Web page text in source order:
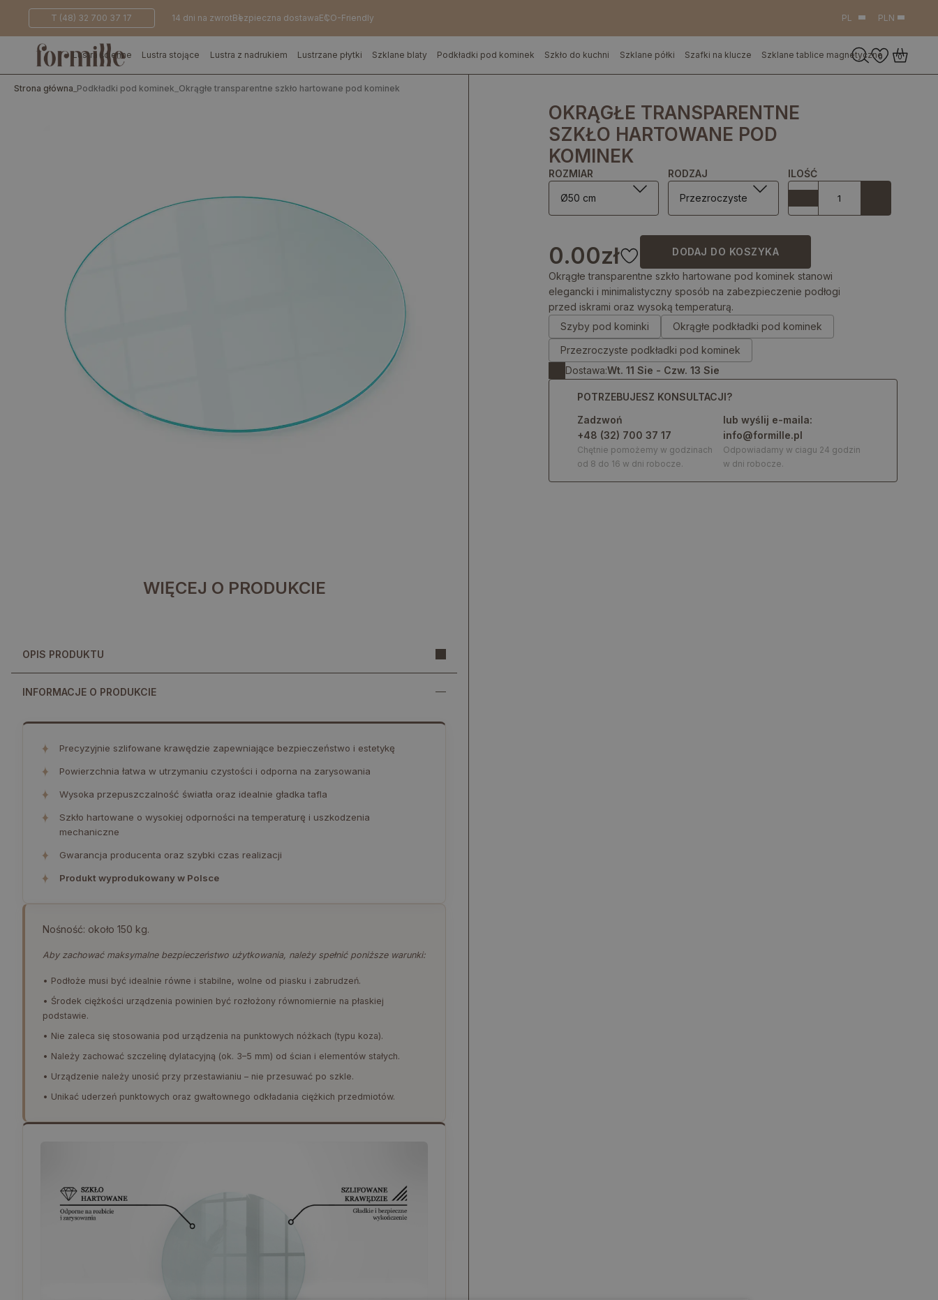
T (48) 32 700 37 17 14 dni na zwrotBezpieczna dostawaECO-Friendly PL PLN
Lustra ścienne Lustra stojące Lustra z nadrukiem Lustrzane płytki Szklane blaty Podkładki pod kominek Szkło do kuchni Szklane półki Szafki na klucze Szklane tablice magnetyczne
0 0
Strona główna Podkładki pod kominek Okrągłe transparentne szkło hartowane pod kominek
WIĘCEJ O PRODUKCIE
OPIS PRODUKTU
INFORMACJE O PRODUKCIE
✦ Precyzyjnie szlifowane krawędzie zapewniające bezpieczeństwo i estetykę
✦ Powierzchnia łatwa w utrzymaniu czystości i odporna na zarysowania
✦ Wysoka przepuszczalność światła oraz idealnie gładka tafla
✦
Szkło hartowane o wysokiej odporności na temperaturę i uszkodzenia
mechaniczne
✦ Gwarancja producenta oraz szybki czas realizacji
✦ Produkt wyprodukowany w Polsce
Nośność: około 150 kg.
Aby zachować maksymalne bezpieczeństwo użytkowania, należy spełnić poniższe warunki:
• Podłoże musi być idealnie równe i stabilne, wolne od piasku i zabrudzeń.
• Środek ciężkości urządzenia powinien być rozłożony równomiernie na płaskiej
podstawie.
• Nie zaleca się stosowania pod urządzenia na punktowych nóżkach (typu koza).
• Należy zachować szczelinę dylatacyjną (ok. 3–5 mm) od ścian i elementów stałych.
• Urządzenie należy unosić przy przestawianiu – nie przesuwać po szkle.
• Unikać uderzeń punktowych oraz gwałtownego odkładania ciężkich przedmiotów.
OKRĄGŁE TRANSPARENTNE
SZKŁO HARTOWANE POD
KOMINEK
ROZMIAR
Ø50 cm
RODZAJ
Przezroczyste
ILOŚĆ
0.00zł DODAJ DO KOSZYKA
Okrągłe transparentne szkło hartowane pod kominek stanowi
elegancki i minimalistyczny sposób na zabezpieczenie podłogi
przed iskrami oraz wysoką temperaturą.
Szyby pod kominki
Okrągłe podkładki pod kominek
Przezroczyste podkładki pod kominek
Dostawa:Wt. 11 Sie - Czw. 13 Sie
POTRZEBUJESZ KONSULTACJI?
Zadzwoń
+48 (32) 700 37 17
Chętnie pomożemy w godzinach
od 8 do 16 w dni robocze.
lub wyślij e-maila:
info@formille.pl
Odpowiadamy w ciagu 24 godzin
w dni robocze.